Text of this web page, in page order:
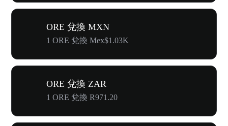
ORE 兌換 MXN
1 ORE 兌換 Mex$1.03K
ORE 兌換 ZAR
1 ORE 兌換 R971.20